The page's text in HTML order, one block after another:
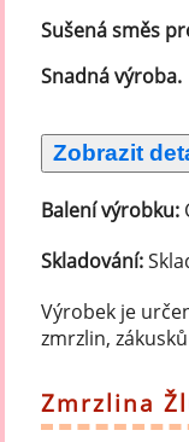
Sušená směs
Snadná výroba.
Balení výrobku:
Skladování:
Výrobek je
zmrzlin,
Zmrzlina